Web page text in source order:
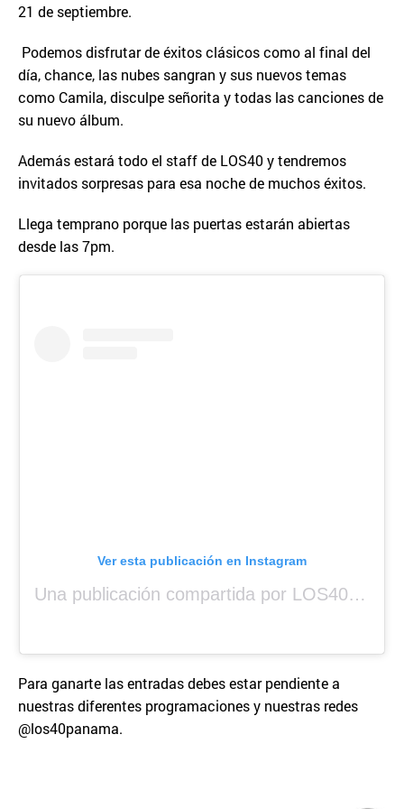
21 de septiembre.
Podemos disfrutar de éxitos clásicos como al final del
día, chance, las nubes sangran y sus nuevos temas
como Camila, disculpe señorita y todas las canciones de
su nuevo álbum.
Además estará todo el staff de LOS40 y tendremos
invitados sorpresas para esa noche de muchos éxitos.
Llega temprano porque las puertas estarán abiertas
desde las 7pm.
Ver esta publicación en Instagram
Una publicación compartida por LOS40 Panamá (@los40panama)
Para ganarte las entradas debes estar pendiente a
nuestras diferentes programaciones y nuestras redes
@los40panama.